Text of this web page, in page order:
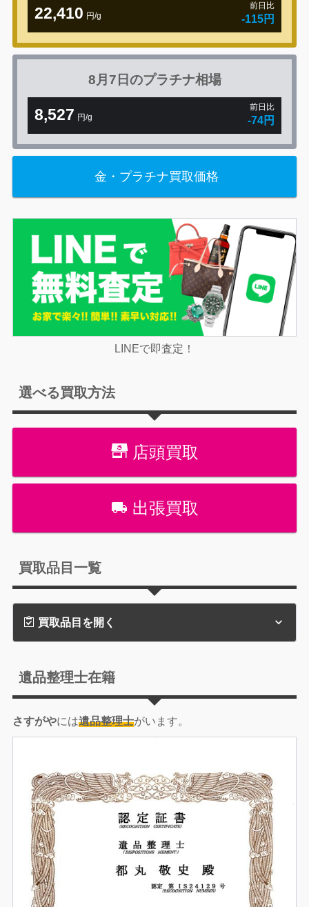
22,410 円/g
前日比
-115円
8月7日のプラチナ相場
8,527 円/g
前日比
-74円
金・プラチナ買取価格
LINEで即査定！
選べる買取方法
店頭買取
出張買取
買取品目一覧
買取品目を開く
遺品整理士在籍
さすがやには遺品整理士がいます。